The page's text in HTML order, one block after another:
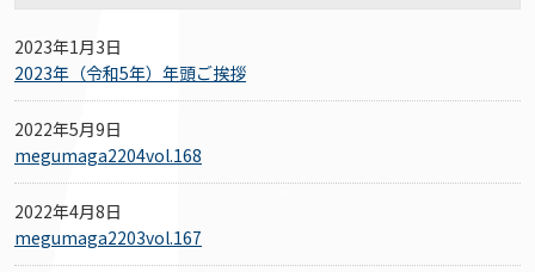
2023年1月3日
2023年（令和5年）年頭ご挨拶
2022年5月9日
megumaga2204vol.168
2022年4月8日
megumaga2203vol.167